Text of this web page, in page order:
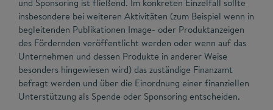
und Sponsoring ist fließend. Im konkreten Einzelfall sollte
insbesondere bei weiteren Aktivitäten (zum Beispiel wenn in
begleitenden Publikationen Image- oder Produktanzeigen
des Fördernden veröffentlicht werden oder wenn auf das
Unternehmen und dessen Produkte in anderer Weise
besonders hingewiesen wird) das zuständige Finanzamt
befragt werden und über die Einordnung einer finanziellen
Unterstützung als Spende oder Sponsoring entscheiden.